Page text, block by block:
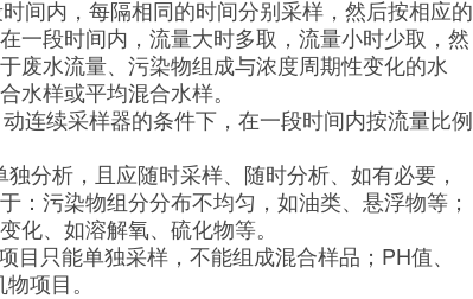
间内，每隔相同的时间分别采样，然后按相应的
一段时间内，流量大时多取，流量小时少取，然
废水流量、污染物组成与浓度周期性变化的水
水样或平均混合水样。
连续采样器的条件下，在一段时间内按流量比例
分析，且应随时采样、随时分析、如有必要，
：污染物组分分布不均匀，如油类、悬浮物等；
化、如溶解氧、硫化物等。
目只能单独采样，不能组成混合样品；PH值、
项目。